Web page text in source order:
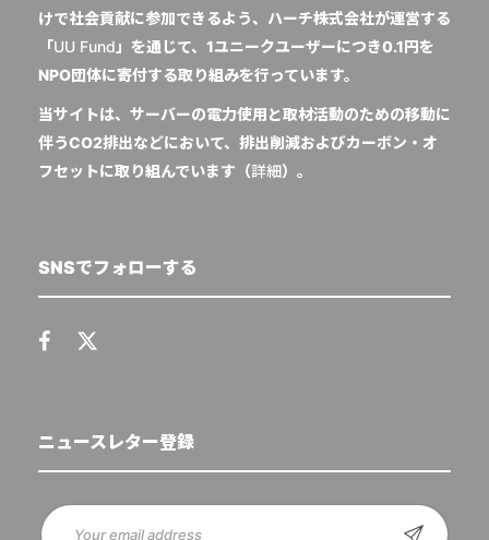
けで社会貢献に参加できるよう、ハーチ株式会社が運営する
「UU Fund 」を通じて、1ユニークユーザーにつき0.1円を
NPO団体に寄付する取り組みを行っています。
当サイトは、サーバーの電力使用と取材活動のための移動に
伴うCO2排出などにおいて、排出削減およびカーボン・オ
フセットに取り組んでいます（詳細）。
SNSでフォローする
ニュースレター登録